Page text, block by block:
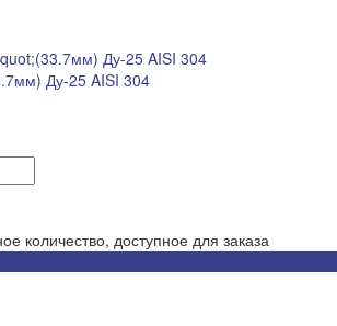
Ду-25 AISI 304
количество, доступное для заказа